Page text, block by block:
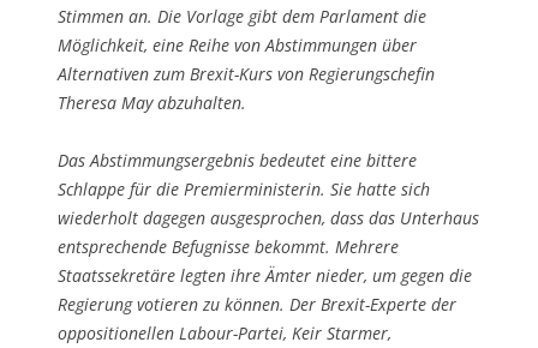
Stimmen an. Die Vorlage gibt dem Parlament die
Möglichkeit, eine Reihe von Abstimmungen über
Alternativen zum Brexit-Kurs von Regierungschefin
Theresa May abzuhalten.
Das Abstimmungsergebnis bedeutet eine bittere
Schlappe für die Premierministerin. Sie hatte sich
wiederholt dagegen ausgesprochen, dass das Unterhaus
entsprechende Befugnisse bekommt. Mehrere
Staatssekretäre legten ihre Ämter nieder, um gegen die
Regierung votieren zu können. Der Brexit-Experte der
oppositionellen Labour-Partei, Keir Starmer,